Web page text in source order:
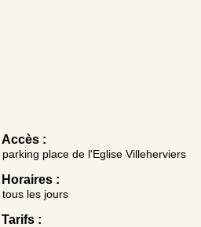
Accès :
parking place de l'Eglise Villeherviers
Horaires :
tous les jours
Tarifs :